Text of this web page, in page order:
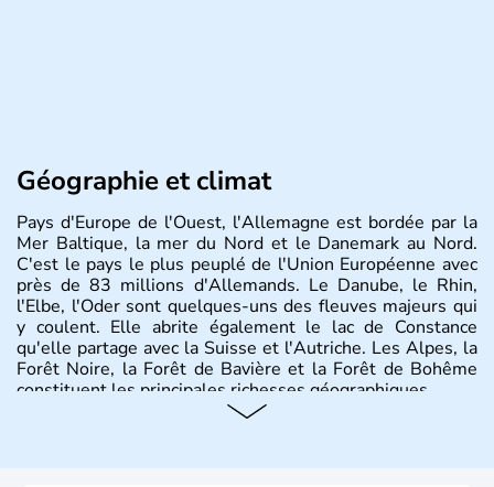
Géographie et climat
Pays d'Europe de l'Ouest, l'Allemagne est bordée par la
Mer Baltique, la mer du Nord et le Danemark au Nord.
C'est le pays le plus peuplé de l'Union Européenne avec
près de 83 millions d'Allemands. Le Danube, le Rhin,
l'Elbe, l'Oder sont quelques-uns des fleuves majeurs qui
y coulent. Elle abrite également le lac de Constance
qu'elle partage avec la Suisse et l'Autriche. Les Alpes, la
Forêt Noire, la Forêt de Bavière et la Forêt de Bohême
constituent les principales richesses géographiques.